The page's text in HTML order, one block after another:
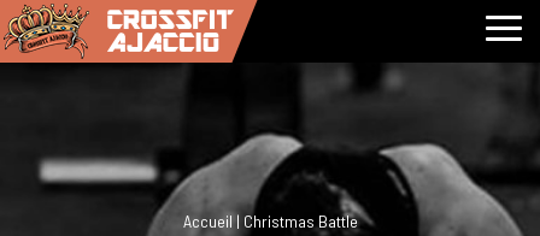
CrossFit Ajaccio CrossFit entre terre et mer, au dela du possible
Menu
Accueil | Christmas Battle